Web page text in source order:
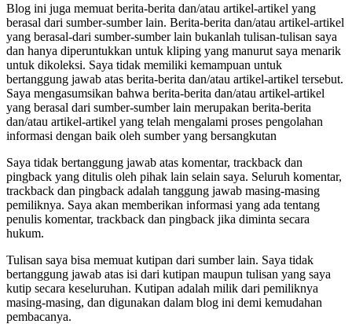
Blog ini juga memuat berita-berita dan/atau artikel-artikel yang
berasal dari sumber-sumber lain. Berita-berita dan/atau artikel-artikel
yang berasal-dari sumber-sumber lain bukanlah tulisan-tulisan saya
dan hanya diperuntukkan untuk kliping yang manurut saya menarik
untuk dikoleksi. Saya tidak memiliki kemampuan untuk
bertanggung jawab atas berita-berita dan/atau artikel-artikel tersebut.
Saya mengasumsikan bahwa berita-berita dan/atau artikel-artikel
yang berasal dari sumber-sumber lain merupakan berita-berita
dan/atau artikel-artikel yang telah mengalami proses pengolahan
informasi dengan baik oleh sumber yang bersangkutan
Saya tidak bertanggung jawab atas komentar, trackback dan
pingback yang ditulis oleh pihak lain selain saya. Seluruh komentar,
trackback dan pingback adalah tanggung jawab masing-masing
pemiliknya. Saya akan memberikan informasi yang ada tentang
penulis komentar, trackback dan pingback jika diminta secara
hukum.
Tulisan saya bisa memuat kutipan dari sumber lain. Saya tidak
bertanggung jawab atas isi dari kutipan maupun tulisan yang saya
kutip secara keseluruhan. Kutipan adalah milik dari pemiliknya
masing-masing, dan digunakan dalam blog ini demi kemudahan
pembacanya.